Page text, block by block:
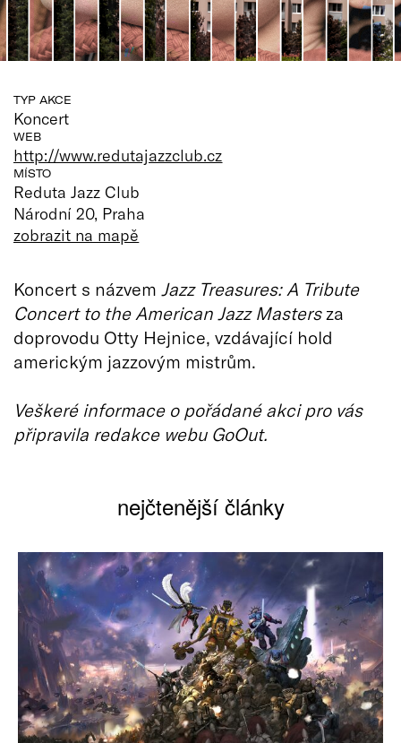
TYP AKCE
Koncert
WEB
http://www.redutajazzclub.cz
MÍSTO
Reduta Jazz Club
Národní 20, Praha
zobrazit na mapě
Koncert s názvem Jazz Treasures: A Tribute
Concert to the American Jazz Mastersza
doprovodu Otty Hejnice, vzdávající hold
americkým jazzovým mistrům.
Veškeré informace o pořádané akci pro vás
připravila redakce webu GoOut.
nejčtenější články